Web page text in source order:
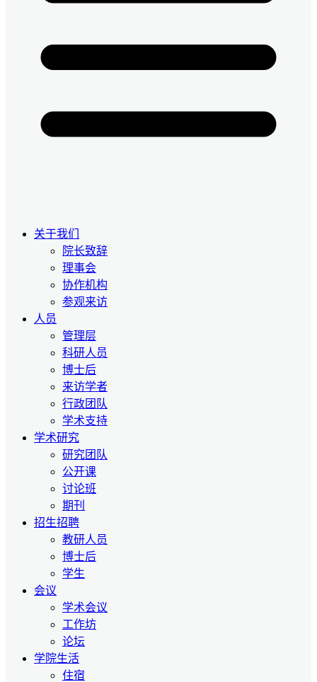
关于我们
院长致辞
理事会
协作机构
参观来访
人员
管理层
科研人员
博士后
来访学者
行政团队
学术支持
学术研究
研究团队
公开课
讨论班
期刊
招生招聘
教研人员
博士后
学生
会议
学术会议
工作坊
论坛
学院生活
住宿